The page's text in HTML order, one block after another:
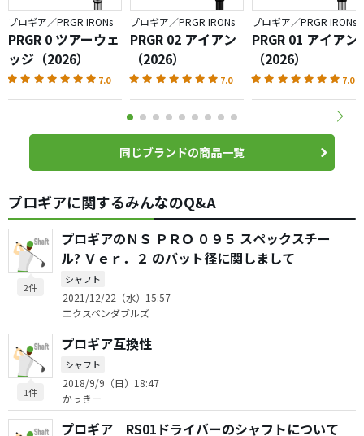
プロギア／PRGR IRONs
PRGR 0 ツアーウェ
ッジ（2026）
7.0
プロギア／PRGR IRONs
PRGR 02 アイアン
（2026）
7.0
プロギア／PRGR IRONs
PRGR 01 アイアン
（2026）
7.0
同じブランドの商品一覧
プロギアに関するみんなのQ&A
2件
プロギアのＮＳ ＰＲＯ ０９５ スペックスチー
ル? Ｖｅｒ．２ のバット径に関しまして
シャフト
2021/12/22（水）15:57
エクスペンダブルズ
1件
プロギア互換性
シャフト
2018/9/9（日）18:47
かっきー
プロギア RS01ドライバーのシャフトについて